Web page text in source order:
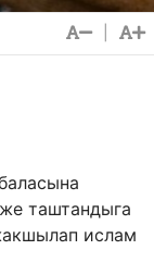
таштандыга
ислам